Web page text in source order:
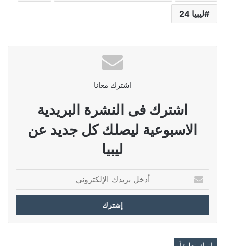
ليبيا 24
اشترك معانا
اشترك فى النشرة البريدية
الاسبوعية ليصلك كل جديد عن
ليبيا
بريدك
الإلكتروني